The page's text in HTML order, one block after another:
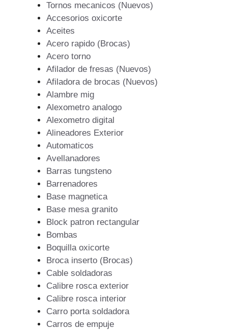
Tornos mecanicos (Nuevos)
Accesorios oxicorte
Aceites
Acero rapido (Brocas)
Acero torno
Afilador de fresas (Nuevos)
Afiladora de brocas (Nuevos)
Alambre mig
Alexometro analogo
Alexometro digital
Alineadores Exterior
Automaticos
Avellanadores
Barras tungsteno
Barrenadores
Base magnetica
Base mesa granito
Block patron rectangular
Bombas
Boquilla oxicorte
Broca inserto (Brocas)
Cable soldadoras
Calibre rosca exterior
Calibre rosca interior
Carro porta soldadora
Carros de empuje